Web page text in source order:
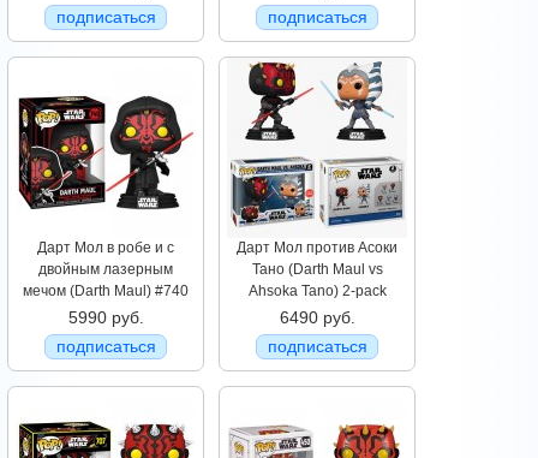
подписаться
подписаться
Дарт Мол в робе и с
двойным лазерным
мечом (Darth Maul) #740
5990 руб.
подписаться
Дарт Мол против Асоки
Тано (Darth Maul vs
Ahsoka Tano) 2-pack
6490 руб.
подписаться